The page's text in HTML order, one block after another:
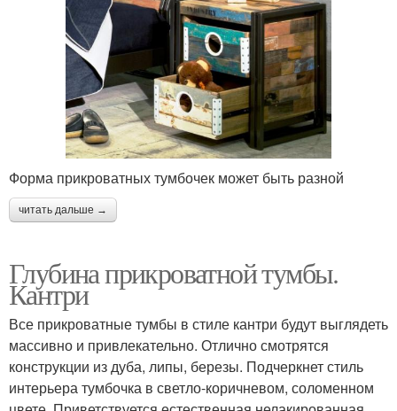
Форма прикроватных тумбочек может быть разной
читать дальше →
Глубина прикроватной тумбы.
Кантри
Все прикроватные тумбы в стиле кантри будут выглядеть
массивно и привлекательно. Отлично смотрятся
конструкции из дуба, липы, березы. Подчеркнет стиль
интерьера тумбочка в светло-коричневом, соломенном